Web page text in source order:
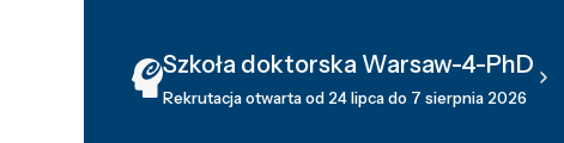
Szkoła doktorska Warsaw-4-PhD
Rekrutacja otwarta od 24 lipca do 7 sierpnia 2026